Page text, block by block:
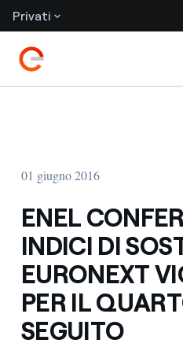
Privati
01 giugno 2016
ENEL
INDICI DI
EURONEXT
PER IL
SEGUITO